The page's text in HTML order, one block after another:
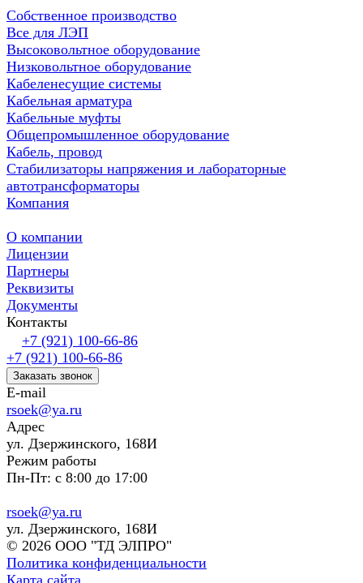
Собственное производство
Все для ЛЭП
Высоковольтное оборудование
Низковольтное оборудование
Кабеленесущие системы
Кабельная арматура
Кабельные муфты
Общепромышленное оборудование
Кабель, провод
Стабилизаторы напряжения и лабораторные
автотрансформаторы
Компания
О компании
Лицензии
Партнеры
Реквизиты
Документы
Контакты
+7 (921) 100-66-86
+7 (921) 100-66-86
Заказать звонок
E-mail
rsoek@ya.ru
Адрес
ул. Дзержинского, 168И
Режим работы
Пн-Пт: с 8:00 до 17:00
rsoek@ya.ru
ул. Дзержинского, 168И
© 2026 ООО "ТД ЭЛПРО"
Политика конфиденциальности
Карта сайта